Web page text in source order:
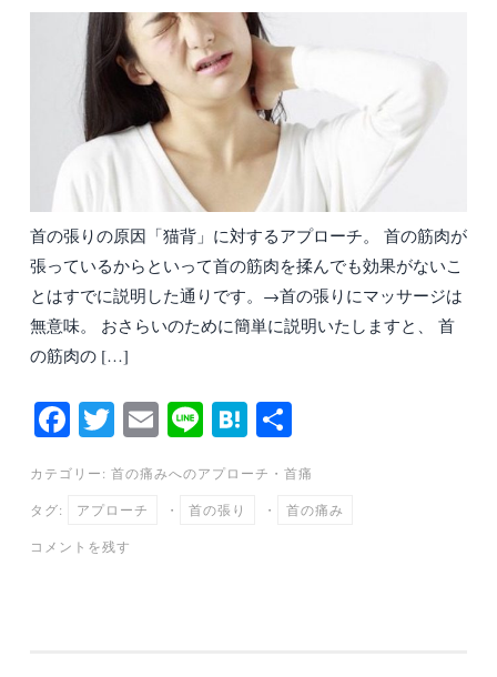
首の張りの原因「猫背」に対するアプローチ。 首の筋肉が
張っているからといって首の筋肉を揉んでも効果がないこ
とはすでに説明した通りです。→首の張りにマッサージは
無意味。 おさらいのために簡単に説明いたしますと、 首
の筋肉の […]
Fa
ce
bo
ok
T
wi
tte
r
E
ail
Li
ne
H
en
有
カテゴリー: 首の痛みへのアプローチ ・ 首痛
タグ: アプローチ ・ 首の張り ・ 首の痛み
コメントを残す